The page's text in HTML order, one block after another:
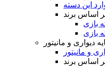
این دسته
اساس برند
دیواری و مانیتور
و مانیتور
بر اساس برند